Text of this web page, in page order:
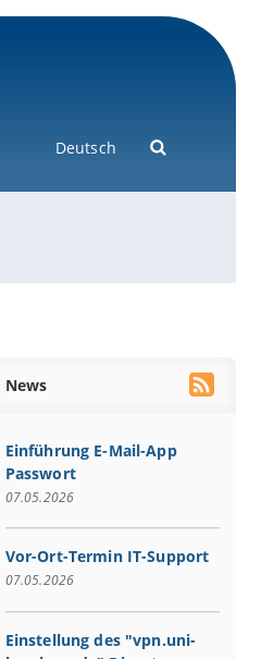
Deutsch
News
Einführung E-Mail-App
Passwort
07.05.2026
Vor-Ort-Termin IT-Support
07.05.2026
Einstellung des "vpn.uni-